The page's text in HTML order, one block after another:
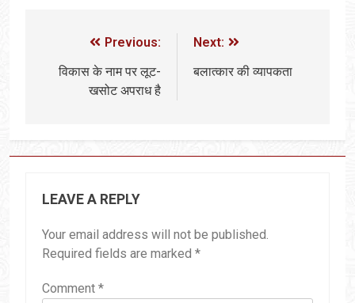
Previous:
विकास के नाम पर लूट-
खसोट अपराध है
Next:
बलात्कार की व्यापकता
LEAVE A REPLY
Your email address will not be published.
Required fields are marked *
Comment *